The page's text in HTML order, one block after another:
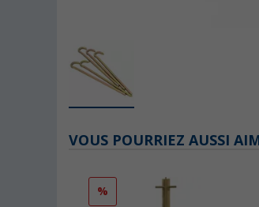
VOUS POURRIEZ AUSSI
%